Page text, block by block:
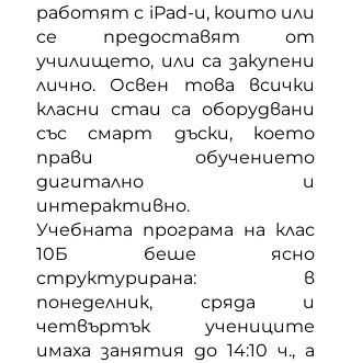
работят с iPad-и, които или
се предоставят от
училището, или са закупени
лично. Освен това всички
класни стаи са оборудвани
със смарт дъски, което
прави обучението
дигитално и
интерактивно.
Учебната програма на клас
10Б беше ясно
структурирана: в
понеделник, сряда и
четвъртък учениците
имаха занятия до 14:10 ч., а